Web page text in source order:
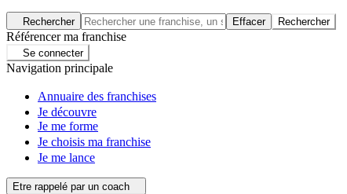
Rechercher Effacer Rechercher
Référencer ma franchise
Se connecter
Navigation principale
Annuaire des franchises
Je découvre
Je me forme
Je choisis ma franchise
Je me lance
Etre rappelé par un coach